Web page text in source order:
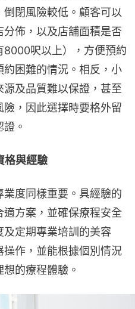
閉風險較低。顧客可以
佈，以及店舖面積是否
8000呎以上），方便預約
困難的情況。相反，小
及品質難以保證，甚至
，因此選擇時要格外留
。
格與經驗
度同樣重要。具經驗的
方案，並確保療程安全
定期專業培訓的美容
作，並能根據個別情況
的療程體驗。